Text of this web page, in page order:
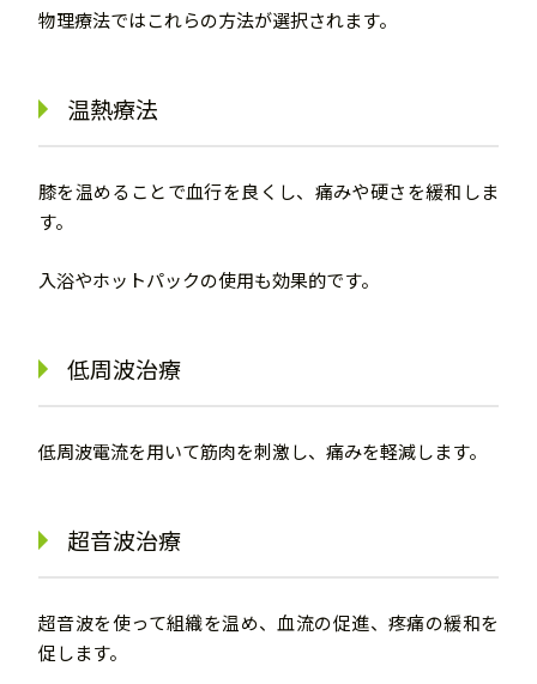
物理療法ではこれらの方法が選択されます。
温熱療法
膝を温めることで血行を良くし、痛みや硬さを緩和しま
す。
入浴やホットパックの使用も効果的です。
低周波治療
低周波電流を用いて筋肉を刺激し、痛みを軽減します。
超音波治療
超音波を使って組織を温め、血流の促進、疼痛の緩和を
促します。